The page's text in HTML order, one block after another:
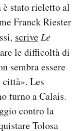
stato rieletto al
Franck Riester
scriveLe
le difficoltà di
sembra essere
Les
turno a Calais.
contro la
Tolosa